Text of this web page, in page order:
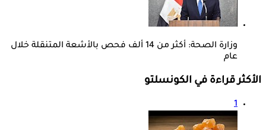
وزارة الصحة: أكثر من 14 ألف فحص بالأشعة المتنقلة خلال
عام
الأكثر قراءة في الكونسلتو
1